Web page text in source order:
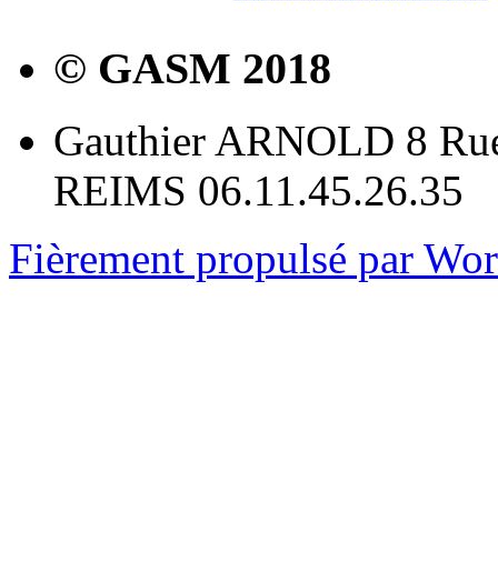
© GASM 2018
Gauthier ARNOLD 8
REIMS 06.11.45.26.35
Fièrement propulsé par